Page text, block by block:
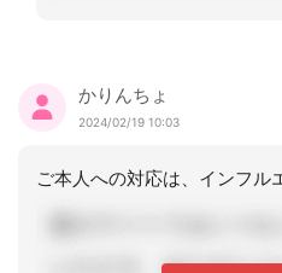
かりんちょ
2024/02/19 10:03